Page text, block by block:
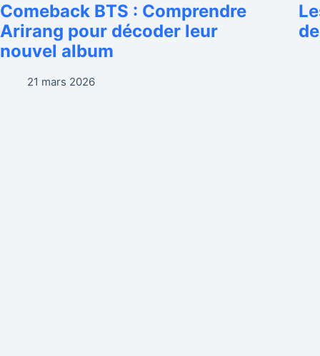
Comeback BTS : Comprendre
Arirang pour décoder leur
nouvel album
21 mars 2026